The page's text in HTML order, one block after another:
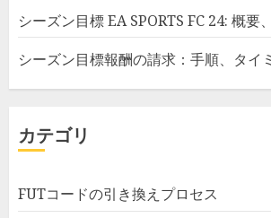
シーズン目標 EA SPORTS FC 24: 概要
シーズン目標報酬の請求：手順、タイ
カテゴリ
FUTコードの引き換えプロセス